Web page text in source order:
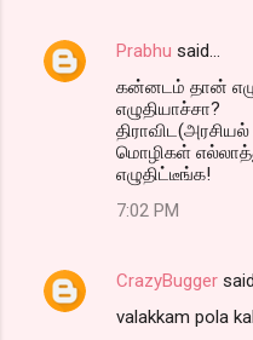
Prabhu said…
கன்னடம் தான்
எழுதியாச்சா?
மொழிகள்
எழுதிட்டீங்க!
7:02 PM
CrazyBugger
valakkam pola